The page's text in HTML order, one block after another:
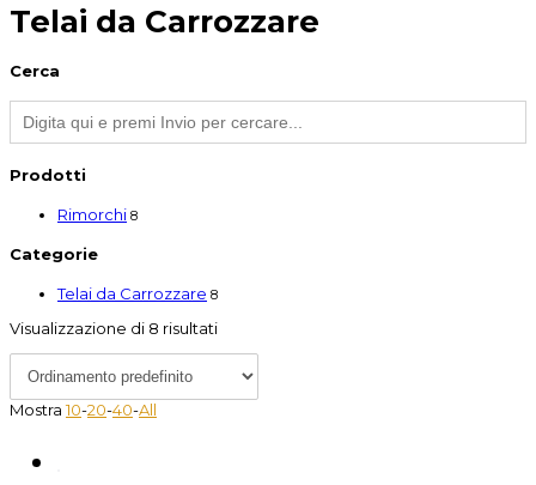
Telai da Carrozzare
Cerca
Prodotti
Rimorchi 8
Categorie
Telai da Carrozzare 8
Visualizzazione di 8 risultati
Mostra10-20-40-All